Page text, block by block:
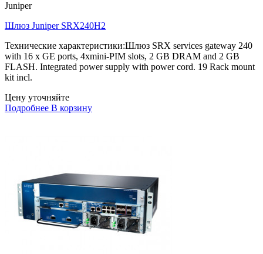
Juniper
Шлюз Juniper SRX240H2
Технические характеристики:Шлюз SRX services gateway 240
with 16 x GE ports, 4xmini-PIM slots, 2 GB DRAM and 2 GB
FLASH. Integrated power supply with power cord. 19 Rack mount
kit incl.
Цену уточняйте
Подробнее В корзину